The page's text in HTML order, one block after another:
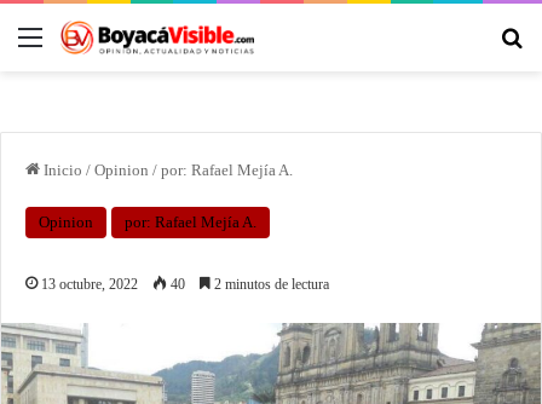
Inicio / Opinion / por: Rafael Mejía A.
Opinion por: Rafael Mejía A.
13 octubre, 2022 40 2 minutos de lectura